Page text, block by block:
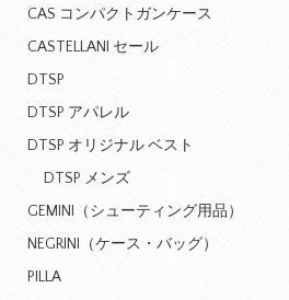
CAS コンパクトガンケース
CASTELLANI セール
DTSP
DTSP アパレル
DTSP オリジナル ベスト
DTSP メンズ
GEMINI（シューティング用品）
NEGRINI（ケース・バッグ）
PILLA